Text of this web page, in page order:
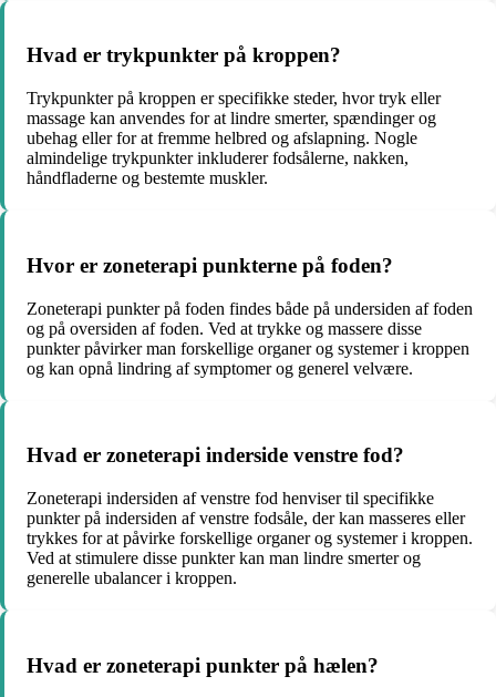
Hvad er trykpunkter på kroppen?
Trykpunkter på kroppen er specifikke steder, hvor tryk eller
massage kan anvendes for at lindre smerter, spændinger og
ubehag eller for at fremme helbred og afslapning. Nogle
almindelige trykpunkter inkluderer fodsålerne, nakken,
håndfladerne og bestemte muskler.
Hvor er zoneterapi punkterne på foden?
Zoneterapi punkter på foden findes både på undersiden af foden
og på oversiden af foden. Ved at trykke og massere disse
punkter påvirker man forskellige organer og systemer i kroppen
og kan opnå lindring af symptomer og generel velvære.
Hvad er zoneterapi inderside venstre fod?
Zoneterapi indersiden af venstre fod henviser til specifikke
punkter på indersiden af venstre fodsåle, der kan masseres eller
trykkes for at påvirke forskellige organer og systemer i kroppen.
Ved at stimulere disse punkter kan man lindre smerter og
generelle ubalancer i kroppen.
Hvad er zoneterapi punkter på hælen?